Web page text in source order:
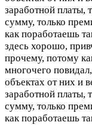
заработной платы,
сумму, только
как поработаешь
здесь хорошо,
прочему, потому
многочего
объектах от них и
заработной платы,
сумму, только
как поработаешь